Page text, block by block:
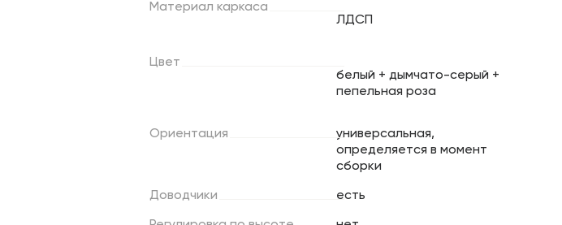
Материал каркаса
ЛДСП
Цвет
белый + дымчато-серый +
пепельная роза
Ориентация
универсальная,
определяется в момент
сборки
Доводчики есть